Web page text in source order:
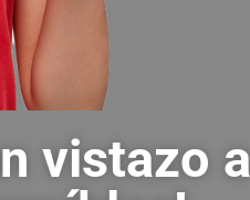
vistazo